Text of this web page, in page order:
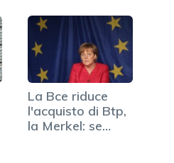
La Bce riduce
l'acquisto di Btp,
la Merkel: se…